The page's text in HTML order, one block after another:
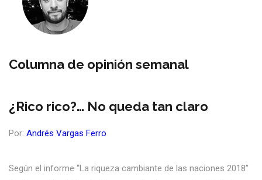
Columna de opinión semanal
¿Rico rico?… No queda tan claro
Por: Andrés Vargas Ferro
Según el informe “La riqueza cambiante de las naciones 2018”